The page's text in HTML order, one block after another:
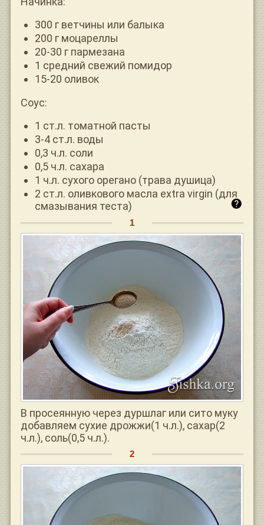
300 г ветчины или балыка
200 г моцареллы
20-30 г пармезана
1 средний свежий помидор
15-20 оливок
Соус:
1 ст.л. томатной пасты
3-4 ст.л. воды
0,3 ч.л. соли
0,5 ч.л. сахара
1 ч.л. сухого орегано (трава душица)
2 ст.л. оливкового масла extra virgin (для
смазывания теста)
В просеянную через дуршлаг или сито муку
добавляем сухие дрожжи(1 ч.л.), сахар(2
ч.л.), соль(0,5 ч.л.).